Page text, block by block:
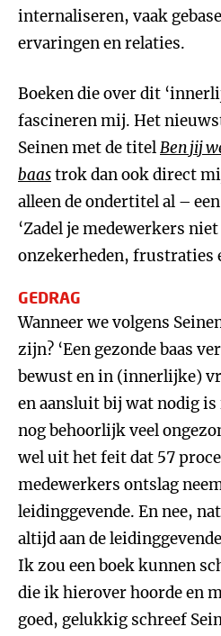
internaliseren, vaak
ervaringen en relaties.
Boeken die over dit
fascineren mij. Het
Seinen met de titelBen jij
baastrok dan ook direct
alleen de ondertitel al –
‘Zadel je medewerkers
onzekerheden, frustraties
GEDRAG
Wanneer we volgens
zijn? ‘Een gezonde baas
bewust en in (innerlijke)
en aansluit bij wat nodig
nog behoorlijk veel
wel uit het feit dat 57
medewerkers ontslag
leidinggevende. En nee,
altijd aan de
Ik zou een boek kunnen
die ik hierover hoorde en
goed, gelukkig schreef